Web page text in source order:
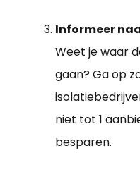
Informeer
Weet je waar
gaan? Ga op
niet tot 1
besparen.